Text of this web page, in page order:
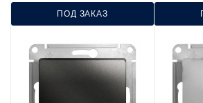
ПОД ЗАКАЗ